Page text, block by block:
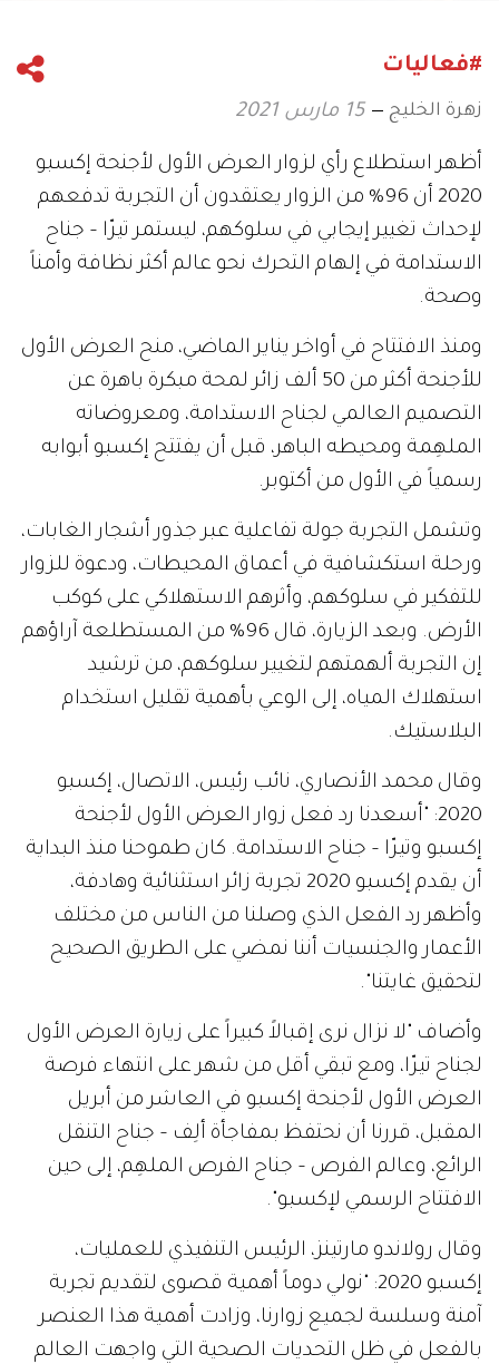
#فعاليات
زهرة الخليج 15 مارس 2021
أظهر استطلاع رأي لزوار العرض الأول لأجنحة إكسبو
2020 أن 96% من الزوار يعتقدون أن التجربة تدفعهم
لإحداث تغيير إيجابي في سلوكهم، ليستمر تيرّا – جناح
الاستدامة في إلهام التحرك نحو عالم أكثر نظافة وأمناً
وصحة.
ومنذ الافتتاح في أواخر يناير الماضي، منح العرض الأول
للأجنحة أكثر من 50 ألف زائر لمحة مبكرة باهرة عن
التصميم العالمي لجناح الاستدامة، ومعروضاته
الملهِمة ومحيطه الباهر، قبل أن يفتتح إكسبو أبوابه
رسمياً في الأول من أكتوبر.
وتشمل التجربة جولة تفاعلية عبر جذور أشجار الغابات،
ورحلة استكشافية في أعماق المحيطات، ودعوة للزوار
للتفكير في سلوكهم، وأثرهم الاستهلاكي على كوكب
الأرض. وبعد الزيارة، قال 96% من المستطلعة آراؤهم
إن التجربة ألهمتهم لتغيير سلوكهم، من ترشيد
استهلاك المياه، إلى الوعي بأهمية تقليل استخدام
البلاستيك.
وقال محمد الأنصاري، نائب رئيس، الاتصال، إكسبو
2020: "أسعدنا رد فعل زوار العرض الأول لأجنحة
إكسبو وتيرّا – جناح الاستدامة. كان طموحنا منذ البداية
أن يقدم إكسبو 2020 تجربة زائر استثنائية وهادفة،
وأظهر رد الفعل الذي وصلنا من الناس من مختلف
الأعمار والجنسيات أننا نمضي على الطريق الصحيح
لتحقيق غايتنا".
وأضاف "لا نزال نرى إقبالاً كبيراً على زيارة العرض الأول
لجناح تيرّا، ومع تبقي أقل من شهر على انتهاء فرصة
العرض الأول لأجنحة إكسبو في العاشر من أبريل
المقبل، قررنا أن نحتفظ بمفاجأة ألِف – جناح التنقل
الرائع، وعالم الفرص – جناح الفرص الملهِم، إلى حين
الافتتاح الرسمي لإكسبو".
وقال رولاندو مارتينز، الرئيس التنفيذي للعمليات،
إكسبو 2020: "نولي دوماً أهمية قصوى لتقديم تجربة
آمنة وسلسة لجميع زوارنا، وزادت أهمية هذا العنصر
بالفعل في ظل التحديات الصحية التي واجهت العالم